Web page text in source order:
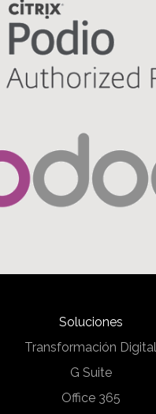
Soluciones
Transformación Digital
G Suite
Office 365